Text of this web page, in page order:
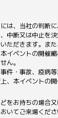
は、当社の判断
、中断又は中止を
ただきます。ま
イベントの開催
ん。
件・事故、疫病
、本イベントの
をお持ちの場合
いてご来場くださ